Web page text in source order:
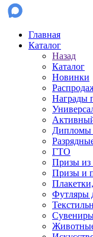
Главная
Каталог
Назад
Каталог
Новинки
Награды
Дипломы
ГТО
Призы из
Призы и
Футляры